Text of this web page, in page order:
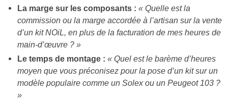
La marge sur les composants : « Quelle est la
commission ou la marge accordée à l’artisan sur la vente
d’un kit NOiL, en plus de la facturation de mes heures de
main-d’œuvre ? »
Le temps de montage : « Quel est le barème d’heures
moyen que vous préconisez pour la pose d’un kit sur un
modèle populaire comme un Solex ou un Peugeot 103 ?
»